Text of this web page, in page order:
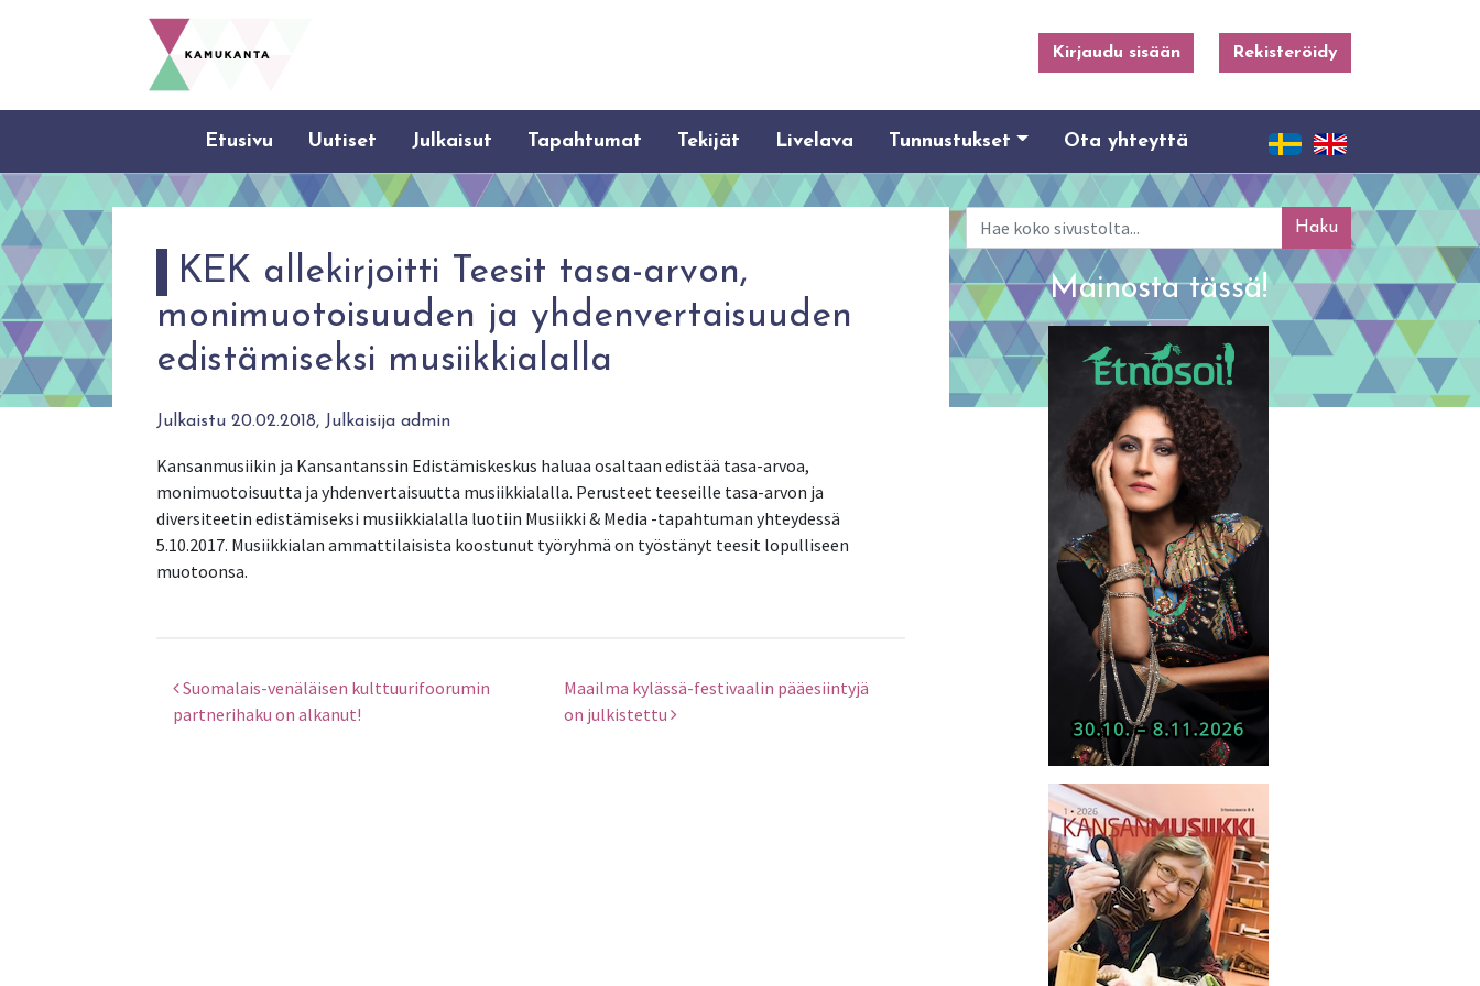
Kirjaudu sisään Rekisteröidy
Etusivu Uutiset Julkaisut Tapahtumat Tekijät Livelava Tunnustukset Ota yhteyttä
KEK allekirjoitti Teesit tasa-arvon,
monimuotoisuuden ja yhdenvertaisuuden
edistämiseksi musiikkialalla
Julkaistu 20.02.2018, Julkaisija admin
Kansanmusiikin ja Kansantanssin Edistämiskeskus haluaa osaltaan edistää tasa-arvoa,
monimuotoisuutta ja yhdenvertaisuutta musiikkialalla. Perusteet teeseille tasa-arvon ja
diversiteetin edistämiseksi musiikkialalla luotiin Musiikki & Media -tapahtuman yhteydessä
5.10.2017. Musiikkialan ammattilaisista koostunut työryhmä on työstänyt teesit lopulliseen
muotoonsa.
Artikkelien selaus
Suomalais-venäläisen kulttuurifoorumin
partnerihaku on alkanut!
Maailma kylässä-festivaalin pääesiintyjä
on julkistettu
Haku
Mainosta tässä!